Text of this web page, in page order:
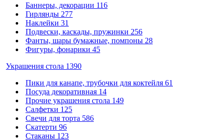
Баннеры, декорации 116
Гирлянды 277
Наклейки 31
Подвески, каскады, пружинки 256
Фанты, шары бумажные, помпоны 28
Фигуры, фонарики 45
Украшения стола 1390
Пики для канапе, трубочки для коктейля 61
Посуда декоративная 14
Прочие украшения стола 149
Салфетки 125
Свечи для торта 586
Скатерти 96
Стаканы 123